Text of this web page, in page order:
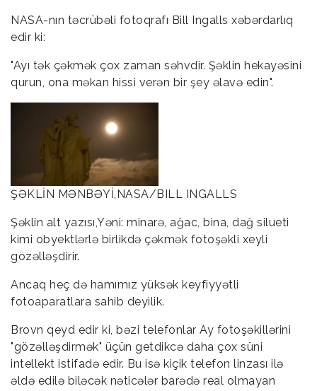
NASA-nın təcrübəli fotoqrafı Bill Ingalls xəbərdarlıq
edir ki:
"Ayı tək çəkmək çox zaman səhvdir. Şəklin hekayəsini
qurun, ona məkan hissi verən bir şey əlavə edin".
ŞƏKLİN MƏNBƏYİ,NASA/BILL INGALLS
Şəklin alt yazısı,Yəni: minarə, ağac, bina, dağ silueti
kimi obyektlərlə birlikdə çəkmək fotoşəkli xeyli
gözəlləşdirir.
Ancaq heç də hamımız yüksək keyfiyyətli
fotoaparatlara sahib deyilik.
Brovn qeyd edir ki, bəzi telefonlar Ay fotoşəkillərini
"gözəlləşdirmək" üçün getdikcə daha çox süni
intellekt istifadə edir. Bu isə kiçik telefon linzası ilə
əldə edilə biləcək nəticələr barədə real olmayan